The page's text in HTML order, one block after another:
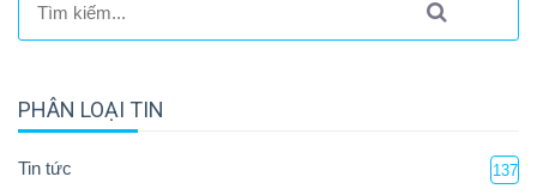
PHÂN LOẠI TIN
Tin tức 137